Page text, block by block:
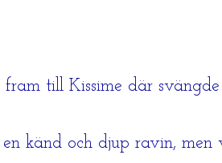
till Kissime där
känd och djup ravin,